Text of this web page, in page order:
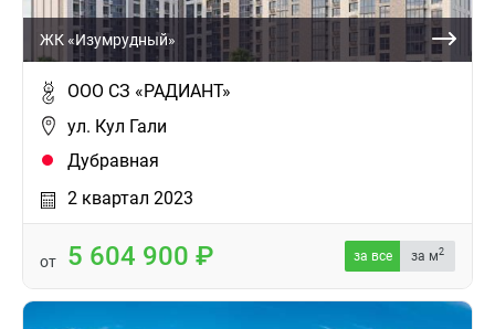
ЖК «Изумрудный»
ООО СЗ «РАДИАНТ»
ул. Кул Гали
Дубравная
2 квартал 2023
от 5 604 900 за все за м2